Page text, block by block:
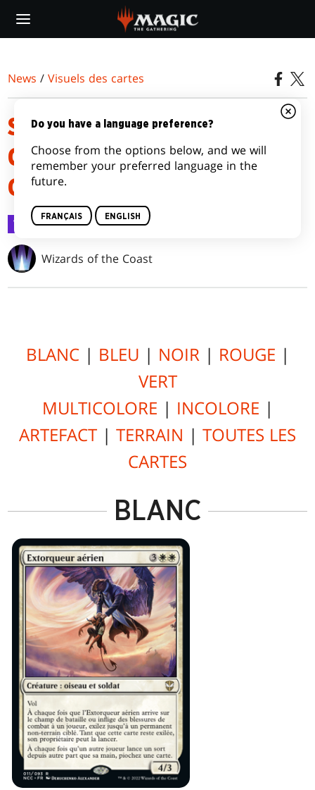
main
News /Visuels des cartes
STREETS OF NEW CAPENNA
COMMANDER CARD IMAGE
GALLERY
Visuels des cartes 8 avr. 2022
Wizards of the Coast
BLANC| BLEU | NOIR| ROUGE |
VERT
MULTICOLORE | INCOLORE |
ARTEFACT | TERRAIN | TOUTES LES
CARTES
BLANC
Do you have a language preference?
Choose from the options below, and we will
remember your preferred language in the
future.
FRANÇAIS ENGLISH